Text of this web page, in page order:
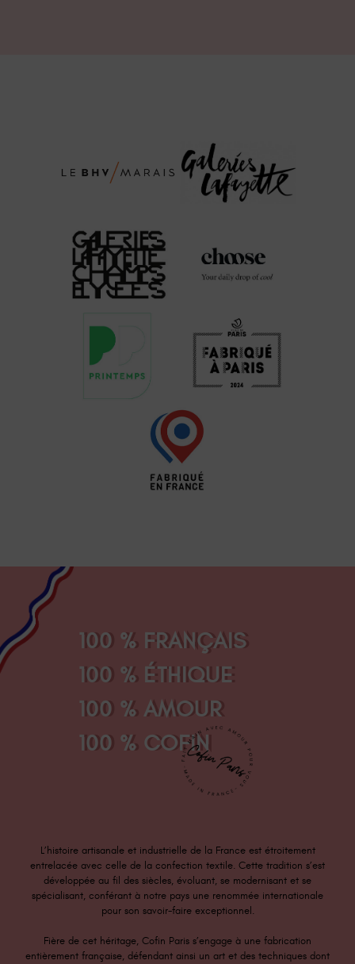
100 % FRANÇAIS
100 % ÉTHIQUE
100 % AMOUR
100 % COFIN
L’histoire artisanale et industrielle de la France est étroitement
entrelacée avec celle de la confection textile. Cette tradition s’est
développée au fil des siècles, évoluant, se modernisant et se
spécialisant, conférant à notre pays une renommée internationale
pour son savoir-faire exceptionnel.
Fière de cet héritage, Cofin Paris s’engage à une fabrication
entièrement française, défendant ainsi un art et des techniques dont